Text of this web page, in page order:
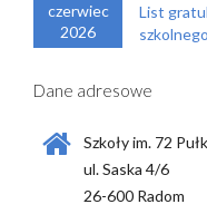
czerwiec
2026
List
szkolnego
Dane adresowe
Szkoły im. 72
ul. Saska 4/6
26-600 Radom